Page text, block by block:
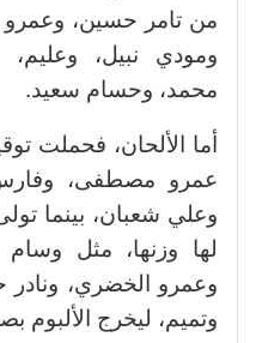
من تامر حسين،
ومودي نبيل،
محمد، وحسام سعيد.
أما الألحان، فحملت
عمرو مصطفى،
وعلي شعبان، بينما
لها وزنها، مثل وسام
وعمرو الخضري، ونادر
وتميم، ليخرج الألبوم